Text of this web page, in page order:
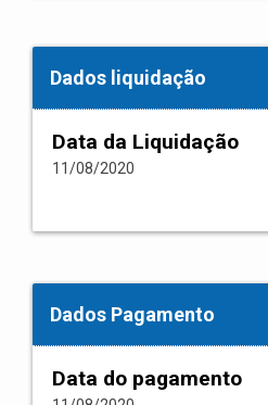
Dados liquidação
Data da Liquidação
11/08/2020
Dados Pagamento
Data do pagamento